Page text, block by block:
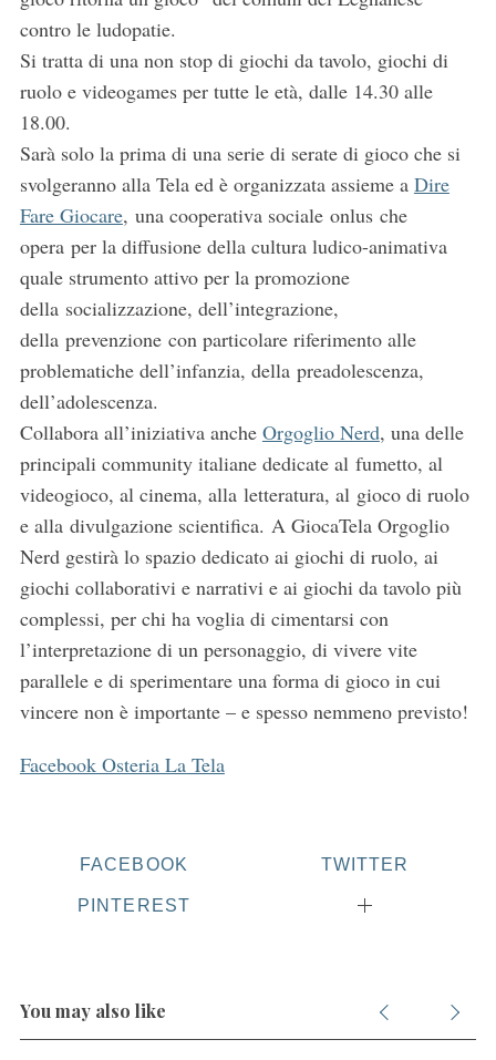
contro le ludopatie.
Si tratta di una non stop di giochi da tavolo, giochi di
ruolo e videogames per tutte le età, dalle 14.30 alle
18.00.
Sarà solo la prima di una serie di serate di gioco che si
svolgeranno alla Tela ed è organizzata assieme a Dire
Fare Giocare, una cooperativa sociale onlus che
opera per la diffusione della cultura ludico-animativa
quale strumento attivo per la promozione
della socializzazione, dell’integrazione,
della prevenzione con particolare riferimento alle
problematiche dell’infanzia, della preadolescenza,
dell’adolescenza.
Collabora all’iniziativa anche Orgoglio Nerd, una delle
principali community italiane dedicate al fumetto, al
videogioco, al cinema, alla letteratura, al gioco di ruolo
e alla divulgazione scientifica. A GiocaTela Orgoglio
Nerd gestirà lo spazio dedicato ai giochi di ruolo, ai
giochi collaborativi e narrativi e ai giochi da tavolo più
complessi, per chi ha voglia di cimentarsi con
l’interpretazione di un personaggio, di vivere vite
parallele e di sperimentare una forma di gioco in cui
vincere non è importante – e spesso nemmeno previsto!
Facebook Osteria La Tela
FACEBOOK TWITTER
PINTEREST
You may also like
e
c
h
f
: